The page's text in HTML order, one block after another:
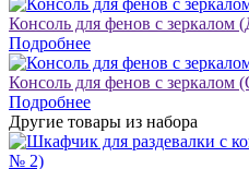
Консоль для фенов с
Подробнее
Консоль для фенов с
Подробнее
Другие товары из набора